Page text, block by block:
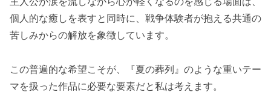
個人的な癒しを表すと同時に、戦争体験者が抱える共通の
苦しみからの解放を象徴しています。
この普遍的な希望こそが、『夏の葬列』のような重いテー
マを扱った作品に必要な要素だと私は考えます。